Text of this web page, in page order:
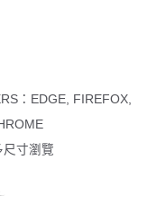
：EDGE, FIREFOX,
寸瀏覽